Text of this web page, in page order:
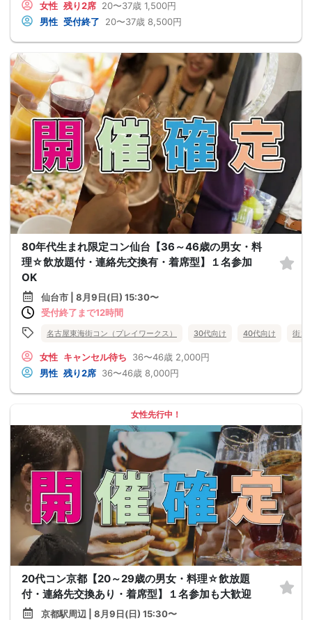
女性 残り2席 20〜37歳 1,500円
男性 受付終了 20〜37歳 8,500円
80年代生まれ限定コン仙台【36～46歳の男女・料
理☆飲放題付・連絡先交換有・着席型】１名参加
OK
仙台市 | 8月9日(日) 15:30〜
受付終了まで12時間
名古屋東海街コン（プレイワークス） 30代向け 40代向け 街コ
女性 キャンセル待ち 36〜46歳 2,000円
男性 残り2席 36〜46歳 8,000円
女性先行中！
20代コン京都【20～29歳の男女・料理☆飲放題
付・連絡先交換あり・着席型】１名参加も大歓迎
京都駅周辺 | 8月9日(日) 15:30〜